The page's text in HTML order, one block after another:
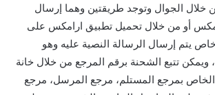
خلال الجوال وتوجد طريقتين وهما إرسال
أو من خلال تحميل تطبيق ارامكس على
يتم إرسال الرسالة النصية عليه وهو
)، ويمكن تتبع الشحنة برقم المرجع من خلال خانة
الخاص بمرجع المستلم، مرجع المرسل، مرجع